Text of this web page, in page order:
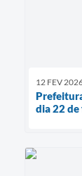
12 FEV
dia 22